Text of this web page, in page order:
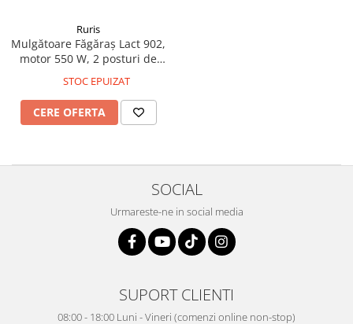
Ventuze cu brate pentru transport
Vibratoare beton
Masini de facut paine
Pachete electrocasnice
Seturi oale
SANDWICH MAKER
Ruris
Mulgătoare Făgăraș Lact 902,
motor 550 W, 2 posturi de
pompă vacuum 200 L/min,
tanc vacuum 18 L, 220V
STOC EPUIZAT
CERE OFERTA
SOCIAL
Urmareste-ne in social media
SUPORT CLIENTI
08:00 - 18:00 Luni - Vineri (comenzi online non-stop)